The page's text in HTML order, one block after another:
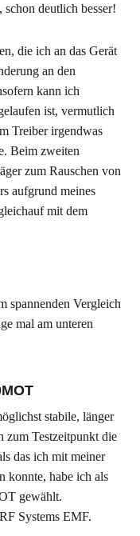
deutlich besser!
die ich an das Gerät
an den
kann ich
ist, vermutlich
Treiber irgendwas
Beim zweiten
zum Rauschen von
aufgrund meines
mit dem
spannenden Vergleich
mal am unteren
stabile, länger
zum Testzeitpunkt die
das ich mit meiner
konnte, habe ich als
gewählt.
Systems EMF.